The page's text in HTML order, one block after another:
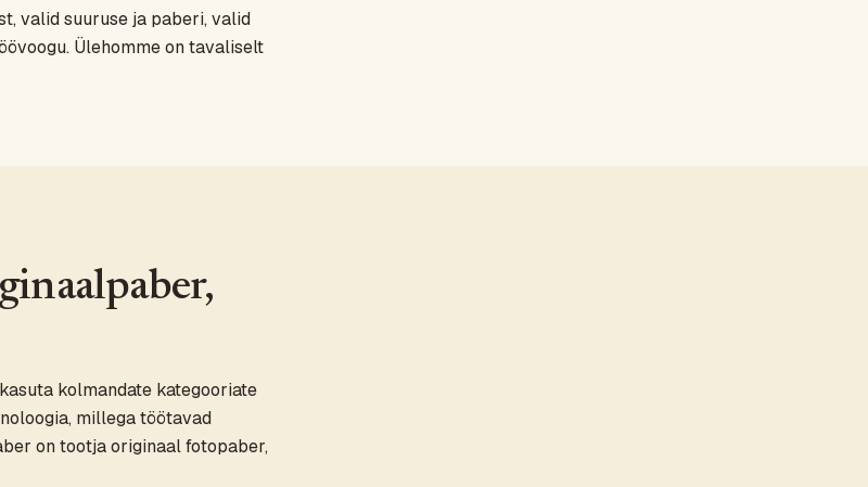
valid suuruse ja paberi, valid
Ülehomme on tavaliselt
kolmandate kategooriate
millega töötavad
on tootja originaal fotopaber,